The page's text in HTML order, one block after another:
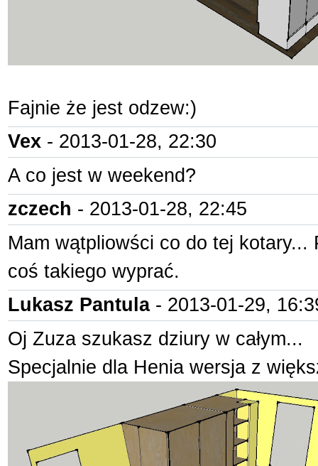
Fajnie że jest odzew:)
Vex - 2013-01-28, 22:30
A co jest w weekend?
zczech - 2013-01-28, 22:45
Mam wątpliowści co do tej
coś takiego wyprać.
Lukasz Pantula- 2013-01-29,
Oj Zuza szukasz dziury w całym...
Specjalnie dla Henia wersja z